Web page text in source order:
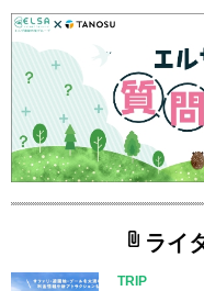
ライ
TRIP